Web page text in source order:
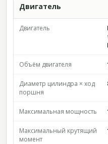
Двигатель
Двигатель
Объём двигателя
Диаметр цилиндра × ход
поршня
Максимальная мощность
Максимальный крутящий
момент